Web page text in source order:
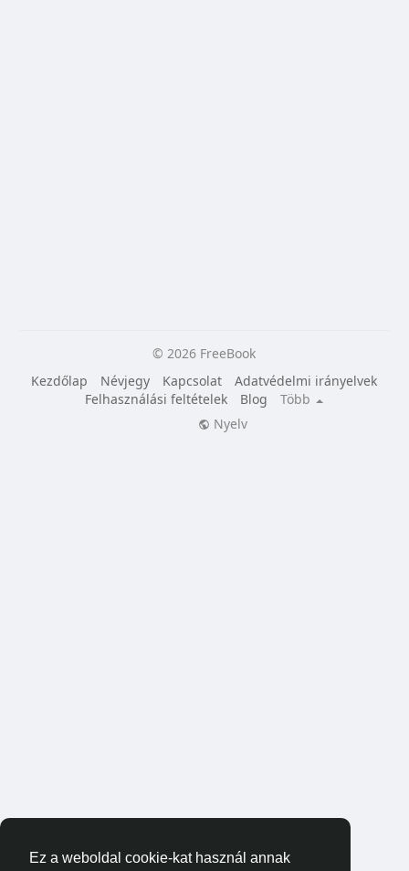
Ez a weboldal cookie-kat használ annak
© 2026 FreeBook
Kezdőlap
Névjegy Kapcsolat
Adatvédelmi irányelvek
Felhasználási feltételek
Blog
Több
Nyelv